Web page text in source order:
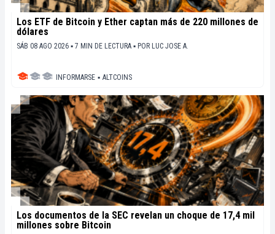
Los ETF de Bitcoin y Ether captan más de 220 millones de
dólares
SÁB 08 AGO 2026 ▪ 7 MIN DE LECTURA ▪ POR LUC JOSE A.
INFORMARSE ▪ ALTCOINS
Los documentos de la SEC revelan un choque de 17,4 mil
millones sobre Bitcoin